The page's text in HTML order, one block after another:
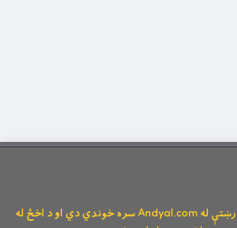
د وېبپاڼې ټولې توکیزې او مانیزې رښتې له Andyal.com سره خوندي دي او د اخځ له